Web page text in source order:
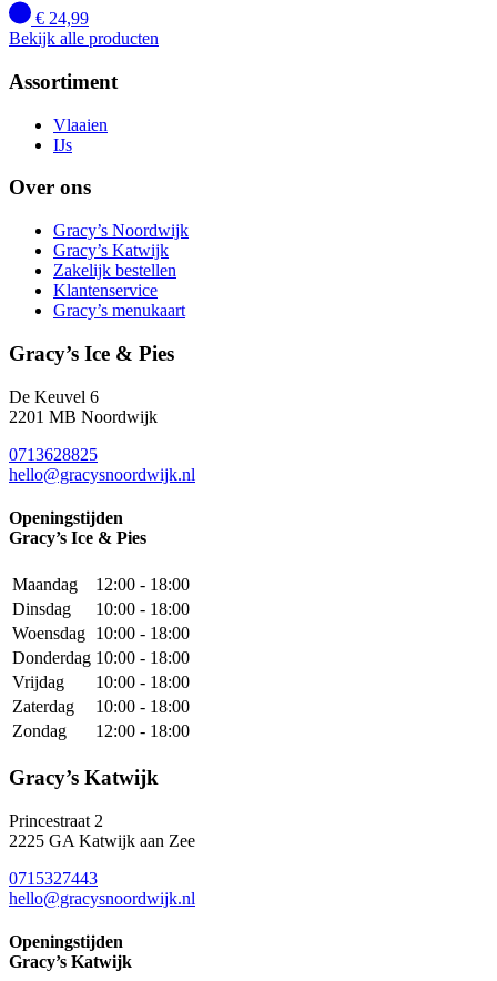
€ 24,99
Bekijk alle producten
Assortiment
Vlaaien
IJs
Over ons
Gracy’s Noordwijk
Gracy’s Katwijk
Zakelijk bestellen
Klantenservice
Gracy’s menukaart
Gracy’s Ice & Pies
De Keuvel 6
2201 MB Noordwijk
0713628825
hello@gracysnoordwijk.nl
Openingstijden
Gracy’s Ice & Pies
Maandag
12:00 - 18:00
Dinsdag
10:00 - 18:00
Woensdag 10:00 - 18:00
Donderdag 10:00 - 18:00
Vrijdag
10:00 - 18:00
Zaterdag
10:00 - 18:00
Zondag
12:00 - 18:00
Gracy’s Katwijk
Princestraat 2
2225 GA Katwijk aan Zee
0715327443
hello@gracysnoordwijk.nl
Openingstijden
Gracy’s Katwijk